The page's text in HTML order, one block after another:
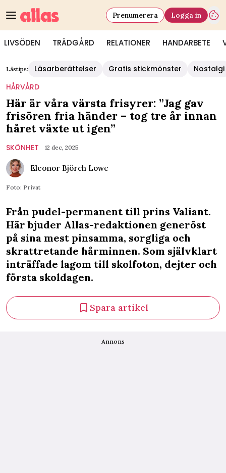
LIVSÖDEN TRÄDGÅRD RELATIONER HANDARBETE
Prenumerera Logga in
Lästips: Läsarberättelser Gratis stickmönster
Nostalgi
HÅRVÅRD
Här är våra värsta frisyrer: ”Jag gav
frisören fria händer – tog tre år innan
håret växte ut igen”
SKÖNHET 12 dec, 2025
Eleonor Björch Lowe
Foto: Privat
Från pudel-permanent till prins Valiant.
Här bjuder Allas-redaktionen generöst
på sina mest pinsamma, sorgliga och
skrattretande hårminnen. Som självklart
inträffade lagom till skolfoton, dejter och
första skoldagen.
Spara artikel
Annons